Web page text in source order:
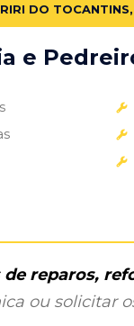
DO
e
reparos,
ou solicitar